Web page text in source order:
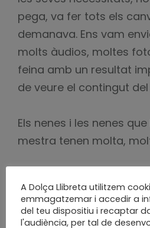
pega, va fer tots els
demanava. Ens vam
molts àudios, moltes
feina amb un resultat
de veure el contingut
Els nenes i les nenes
mestra tenen molta,
@elpinzelldelacris
A Dolça Llibreta utilitzem
emmagatzemar i accedir a
del teu dispositiu i recaptar
l'audiència, per tal de